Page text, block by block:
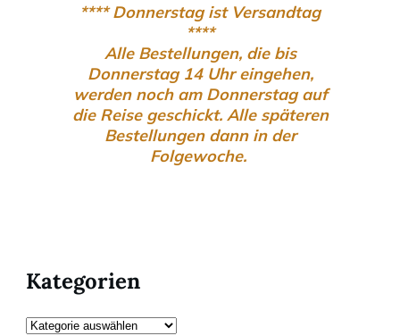
**** Donnerstag ist Versandtag
****
Alle Bestellungen, die bis
Donnerstag 14 Uhr eingehen,
werden noch am Donnerstag auf
die Reise geschickt. Alle späteren
Bestellungen dann in der
Folgewoche.
Kategorien